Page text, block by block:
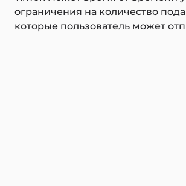
ограничения на количество
которые пользователь может